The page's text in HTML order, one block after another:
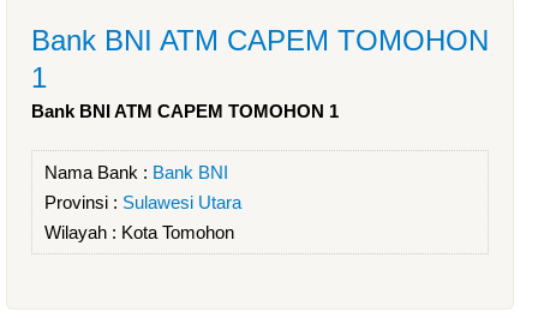
Bank BNI ATM CAPEM TOMOHON
1
Bank BNI ATM CAPEM TOMOHON 1
Nama Bank : Bank BNI
Provinsi : Sulawesi Utara
Wilayah : Kota Tomohon